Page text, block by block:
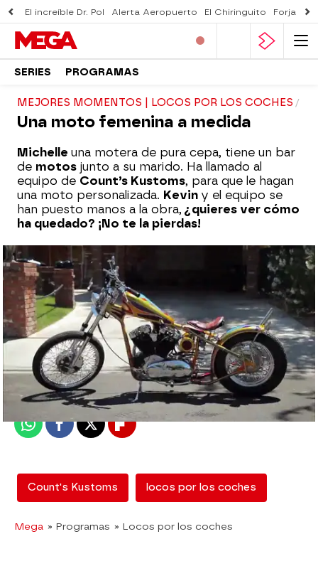
El increíble Dr. Pol Alerta Aeropuerto El Chiringuito Forjado
SERIES PROGRAMAS
MEJORES MOMENTOS | LOCOS POR LOS COCHES
Una moto femenina a medida
Michelle una motera de pura cepa, tiene un bar
de motos junto a su marido. Ha llamado al
equipo de Count’s Kustoms, para que le hagan
una moto personalizada. Kevin y el equipo se
han puesto manos a la obra, ¿quieres ver cómo
ha quedado? ¡No te la pierdas!
mega
Madrid
Publicado:14 de febrero de 2018, 18:13
WhatsappFacebook
X Flipboard
Count's Kustoms locos por los coches
Mega » Programas » Locos por los coches